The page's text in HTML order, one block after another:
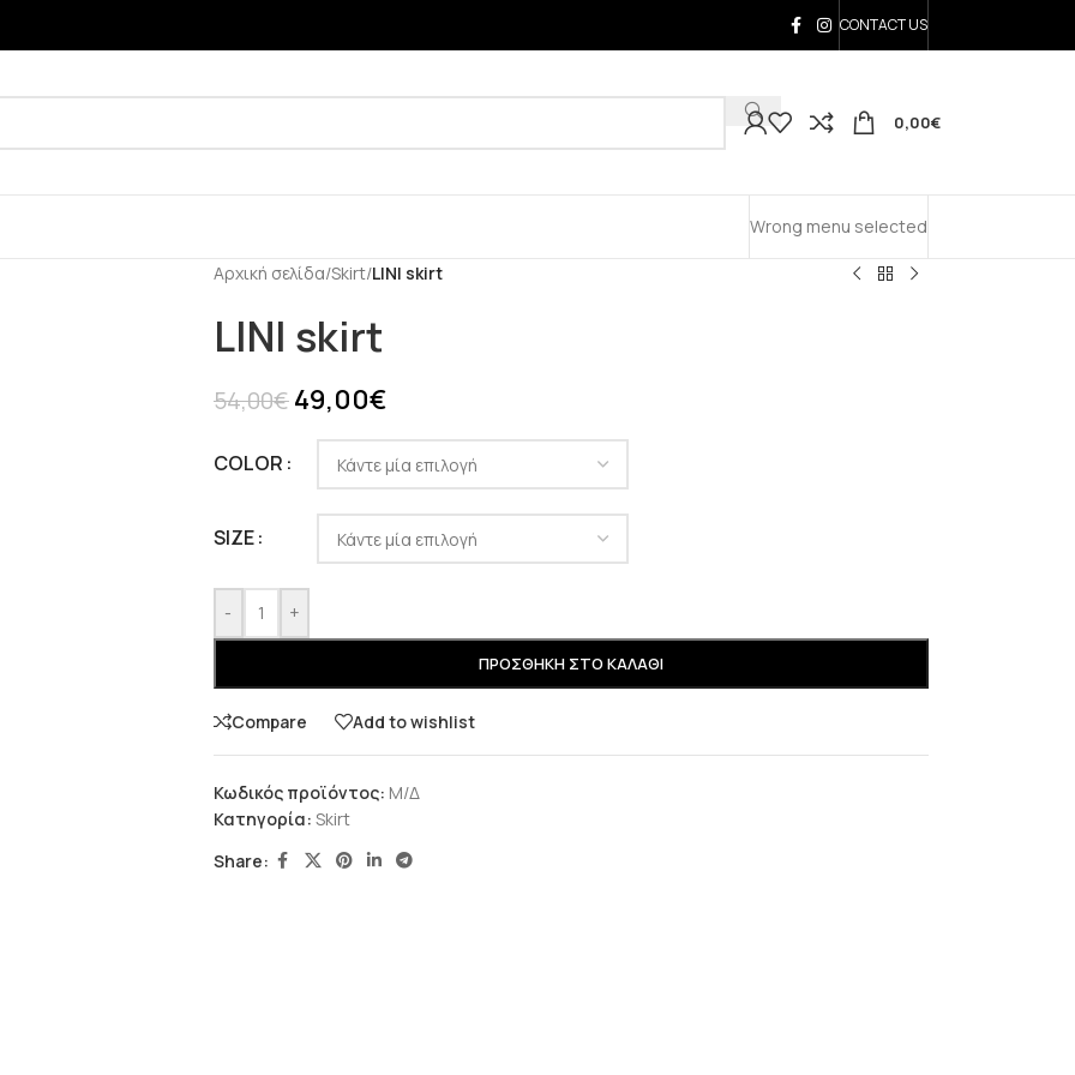
CONTACT US
0,00€
Wrong menu selected
Αρχική σελίδα/Skirt/LINI skirt
LINI skirt
54,00€49,00€
COLOR
SIZE
- +
ΠΡΟΣΘΉΚΗ ΣΤΟ ΚΑΛΆΘΙ
Compare Add to wishlist
Κωδικός προϊόντος: Μ/Δ
Κατηγορία: Skirt
Share: